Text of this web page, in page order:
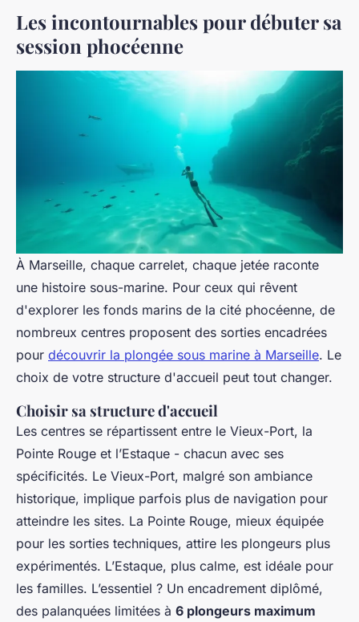
Les incontournables pour débuter sa
session phocéenne
À Marseille, chaque carrelet, chaque jetée raconte
une histoire sous-marine. Pour ceux qui rêvent
d'explorer les fonds marins de la cité phocéenne, de
nombreux centres proposent des sorties encadrées
pour découvrir la plongée sous marine à Marseille. Le
choix de votre structure d'accueil peut tout changer.
Choisir sa structure d'accueil
Les centres se répartissent entre le Vieux-Port, la
Pointe Rouge et l’Estaque - chacun avec ses
spécificités. Le Vieux-Port, malgré son ambiance
historique, implique parfois plus de navigation pour
atteindre les sites. La Pointe Rouge, mieux équipée
pour les sorties techniques, attire les plongeurs plus
expérimentés. L’Estaque, plus calme, est idéale pour
les familles. L’essentiel ? Un encadrement diplômé,
des palanquées limitées à 6 plongeurs maximum